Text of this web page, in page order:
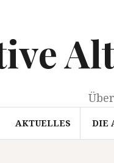
AKTUELLES DIE